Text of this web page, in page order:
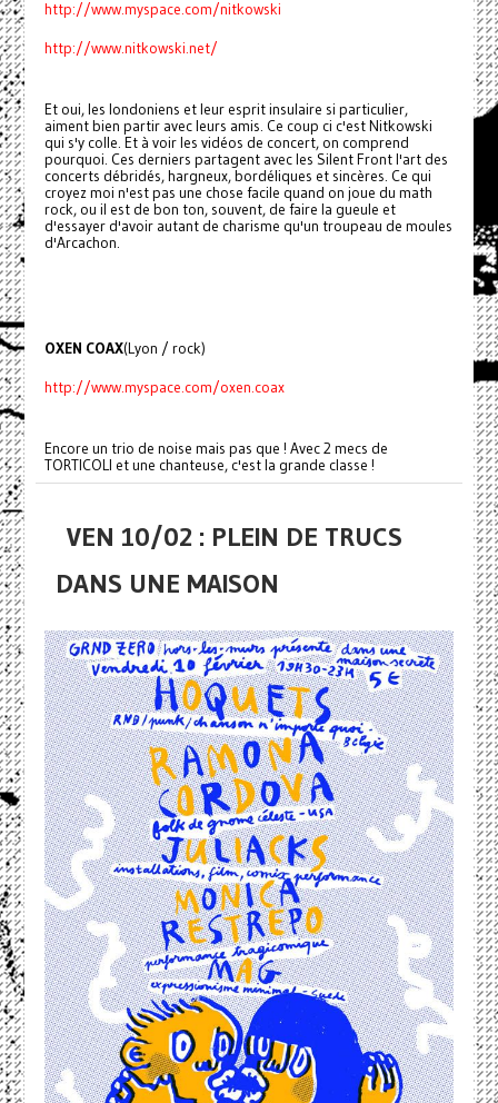
http://www.myspace.com/nitkowski
http://www.nitkowski.net/
Et oui, les londoniens et leur esprit insulaire si particulier,
aiment bien partir avec leurs amis. Ce coup ci c'est Nitkowski
qui s'y colle. Et à voir les vidéos de concert, on comprend
pourquoi. Ces derniers partagent avec les Silent Front l'art des
concerts débridés, hargneux, bordéliques et sincères. Ce qui
croyez moi n'est pas une chose facile quand on joue du math
rock, ou il est de bon ton, souvent, de faire la gueule et
d'essayer d'avoir autant de charisme qu'un troupeau de moules
d'Arcachon.
OXEN COAX(Lyon / rock)
http://www.myspace.com/oxen.coax
Encore un trio de noise mais pas que ! Avec 2 mecs de
TORTICOLI et une chanteuse, c'est la grande classe !
VEN 10/02 : PLEIN DE TRUCS
DANS UNE MAISON